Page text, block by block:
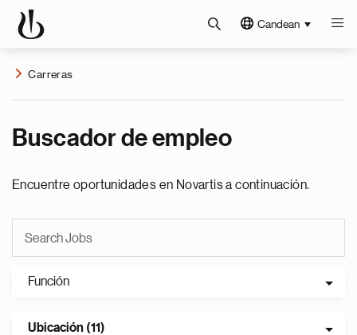
Candean
Carreras
Buscador de empleo
Encuentre oportunidades en Novartis a continuación.
Función
Ubicación (11)